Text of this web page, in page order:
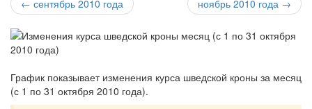
← сентябрь 2010 года ноябрь 2010 года →
График показывает изменения курса шведской кроны за месяц
(с 1 по 31 октября 2010 года).